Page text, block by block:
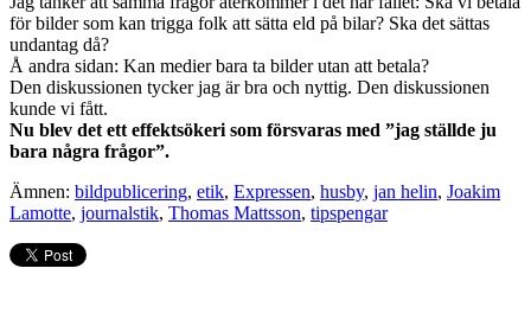
för bilder som kan trigga folk att sätta eld på bilar? Ska det sättas
undantag då?
Å andra sidan: Kan medier bara ta bilder utan att betala?
Den diskussionen tycker jag är bra och nyttig. Den diskussionen
kunde vi fått.
Nu blev det ett effektsökeri som försvaras med ”jag ställde ju
bara några frågor”.
Ämnen: bildpublicering, etik, Expressen, husby, jan helin, Joakim
Lamotte, journalstik, Thomas Mattsson, tipspengar